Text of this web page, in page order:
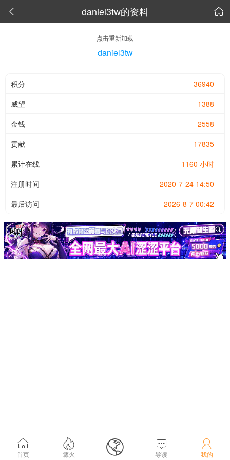
 daniel3tw的资料 
点击重新加载
daniel3tw
36940
积分
1388
威望
2558
金钱
17835
贡献
1160 小时
累计在线
2020-7-24 14:50
注册时间
2026-8-7 00:42
最后访问

首页

篝火  
导读

我的